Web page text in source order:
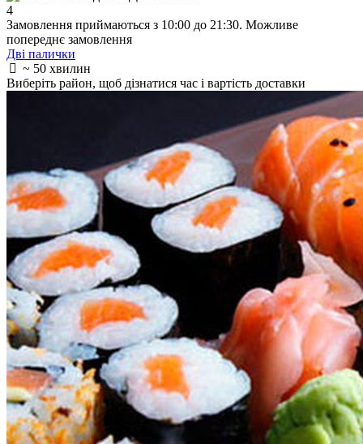
4
Замовлення приймаються з 10:00 до 21:30. Можливе
попереднє замовлення
Дві палички
~ 50 хвилин
Виберіть район, щоб дізнатися час і вартість доставки